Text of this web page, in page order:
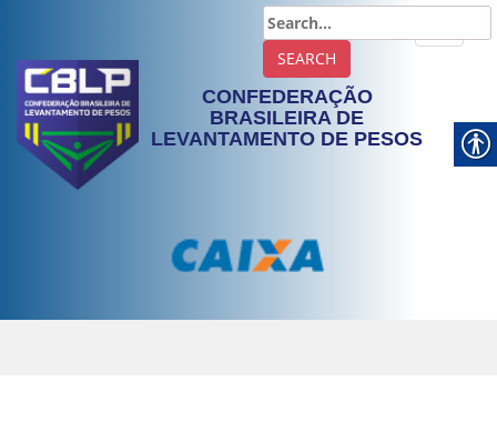
CONFEDERAÇÃO
BRASILEIRA DE
LEVANTAMENTO DE PESOS